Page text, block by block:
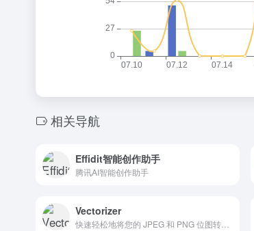
相关导航
Effidit智能创作助手
腾讯AI智能创作助手
Vectorizer